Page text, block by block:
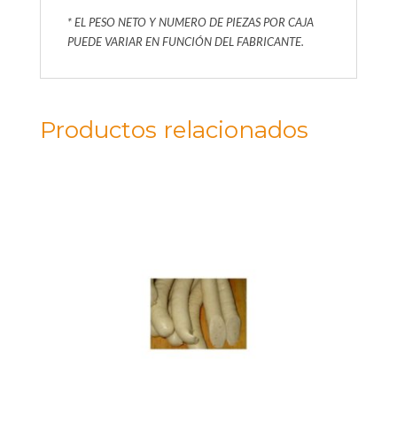
* EL PESO NETO Y NUMERO DE PIEZAS POR CAJA
PUEDE VARIAR EN FUNCIÓN DEL FABRICANTE.
Productos relacionados